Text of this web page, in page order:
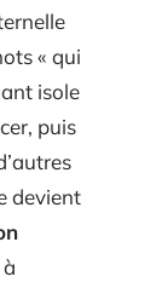
« qui
isole
puis
devient